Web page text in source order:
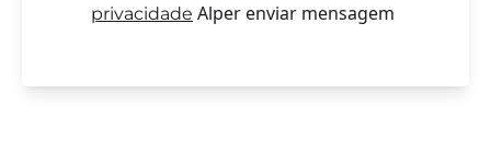
privacidade Alper enviar mensagem